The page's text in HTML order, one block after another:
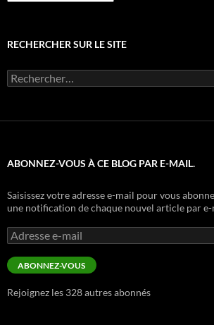
RECHERCHER SUR LE SITE
Rechercher :
ABONNEZ-VOUS À CE BLOG PAR E-MAIL.
Saisissez votre adresse e-mail pour vous
une notification de chaque nouvel article par
Adresse
e-
mail
ABONNEZ-VOUS
Rejoignez les 328 autres abonnés